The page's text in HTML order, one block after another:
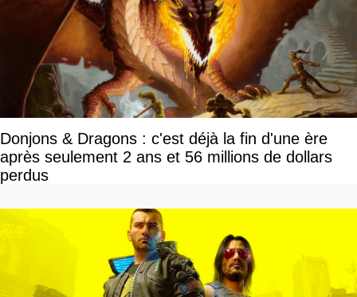
Donjons & Dragons : c'est déjà la fin d'une ère
après seulement 2 ans et 56 millions de dollars
perdus